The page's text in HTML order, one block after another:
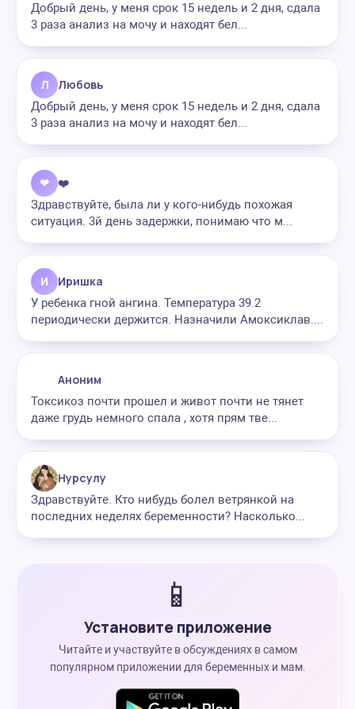
Добрый день, у меня срок 15 недель и 2 дня, сдала
3 раза анализ на мочу и находят бел...
Л Любовь
Добрый день, у меня срок 15 недель и 2 дня, сдала
3 раза анализ на мочу и находят бел...
❤ ❤️
Здравствуйте, была ли у кого-нибудь похожая
ситуация. 3й день задержки, понимаю что м...
И Иришка
У ребенка гной ангина. Температура 39.2
периодически держится. Назначили Амоксиклав....
Аноним
Токсикоз почти прошел и живот почти не тянет
даже грудь немного спала , хотя прям тве...
Нурсулу
Здравствуйте. Кто нибудь болел ветрянкой на
последних неделях беременности? Насколько...
📱
Установите приложение
Читайте и участвуйте в обсуждениях в самом
популярном приложении для беременных и мам.